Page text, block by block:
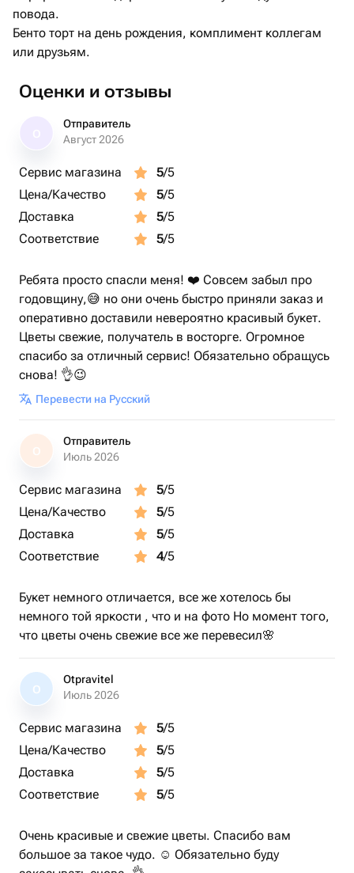
повода.
Бенто торт на день рождения, комплимент коллегам
или друзьям.
Оценки и отзывы
Отправитель
Август 2026
Сервис магазина 5/5
Цена/Качество
5/5
Доставка
5/5
Соответствие
5/5
Ребята просто спасли меня! ❤️ Совсем забыл про
годовщину,😅 но они очень быстро приняли заказ и
оперативно доставили невероятно красивый букет.
Цветы свежие, получатель в восторге. Огромное
спасибо за отличный сервис! Обязательно обращусь
снова! 👌😉
Перевести на Русский
О
Отправитель
Июль 2026
Сервис магазина 5/5
Цена/Качество
5/5
Доставка
5/5
Соответствие
4/5
Букет немного отличается, все же хотелось бы
немного той яркости , что и на фото Но момент того,
что цветы очень свежие все же перевесил🌸
O
Otpravitel
Июль 2026
Сервис магазина 5/5
Цена/Качество
5/5
Доставка
5/5
Соответствие
5/5
Очень красивые и свежие цветы. Спасибо вам
большое за такое чудо. ☺️ Обязательно буду